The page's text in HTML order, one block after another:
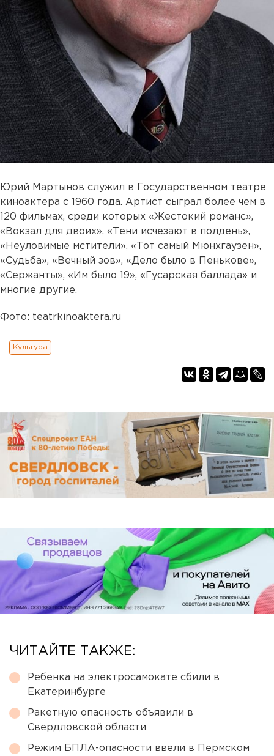
Юрий Мартынов служил в Государственном театре
киноактера с 1960 года. Артист сыграл более чем в
120 фильмах, среди которых «Жестокий романс»,
«Вокзал для двоих», «Тени исчезают в полдень»,
«Неуловимые мстители», «Тот самый Мюнхгаузен»,
«Судьба», «Вечный зов», «Дело было в Пенькове»,
«Сержанты», «Им было 19», «Гусарская баллада» и
многие другие.
Фото: teatrkinoaktera.ru
Культура
ЧИТАЙТЕ ТАКЖЕ:
Ребенка на электросамокате сбили в
Екатеринбурге
Ракетную опасность объявили в
Свердловской области
Режим БПЛА-опасности ввели в Пермском